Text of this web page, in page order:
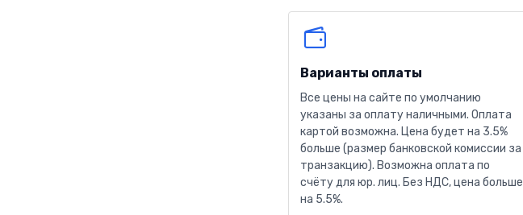
Варианты оплаты
Все цены на сайте по умолчанию
указаны за оплату наличными. Оплата
картой возможна. Цена будет на 3.5%
больше (размер банковской комиссии за
транзакцию). Возможна оплата по
счёту для юр. лиц. Без НДС, цена больше
на 5.5%.